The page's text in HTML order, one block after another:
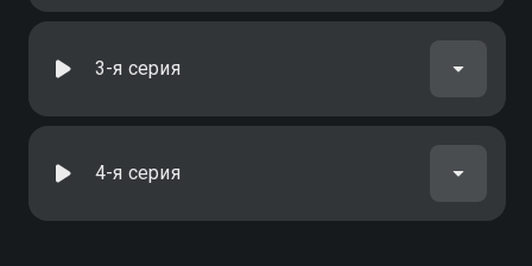
3-я серия
4-я серия